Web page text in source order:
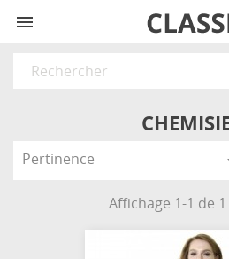

Pertinence
Affichage 1-1 de